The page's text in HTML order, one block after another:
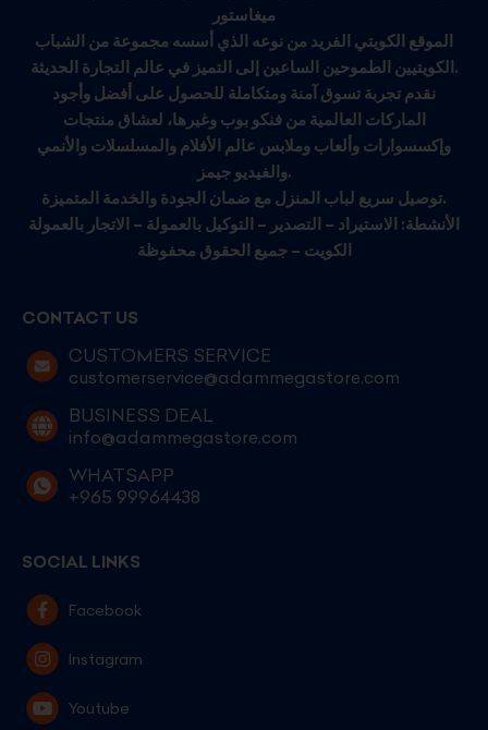
ميغاستور
الموقع الكويتي الفريد من نوعه الذي أسسه مجموعة من الشباب
الكويتيين الطموحين الساعين إلى التميز في عالم التجارة الحديثة.
نقدم تجربة تسوق آمنة ومتكاملة للحصول على أفضل وأجود
الماركات العالمية من فنكو بوب وغيرها، لعشاق منتجات
وإكسسوارات وألعاب وملابس عالم الأفلام والمسلسلات والأنمي
والفيديو جيمز.
توصيل سريع لباب المنزل مع ضمان الجودة والخدمة المتميزة.
الأنشطة: الاستيراد – التصدير – التوكيل بالعمولة – الاتجار بالعمولة
الكويت – جميع الحقوق محفوظة
CONTACT US
CUSTOMERS SERVICE
customerservice@adammegastore.com
BUSINESS DEAL
info@adammegastore.com
WHATSAPP
+965 99964438
SOCIAL LINKS
Facebook
Instagram
Youtube